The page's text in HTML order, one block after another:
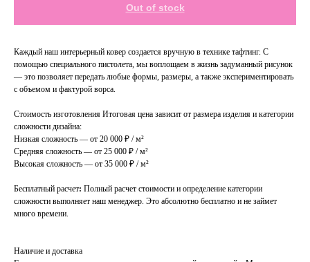
Out of stock
Каждый наш интерьерный ковер создается вручную в технике тафтинг. С
помощью специального пистолета, мы воплощаем в жизнь задуманный рисунок
— это позволяет передать любые формы, размеры, а также экспериментировать
с объемом и фактурой ворса.
Стоимость изготовления Итоговая цена зависит от размера изделия и категории
сложности дизайна:
Низкая сложность — от 20 000 ₽ / м²
Средняя сложность — от 25 000 ₽ / м²
Высокая сложность — от 35 000 ₽ / м²
Бесплатный расчет: Полный расчет стоимости и определение категории
сложности выполняет наш менеджер. Это абсолютно бесплатно и не займет
много времени.
Наличие и доставка